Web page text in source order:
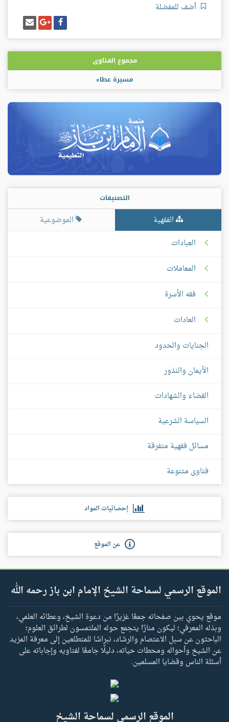
أضف للمفضلة
شارك
على
فيسبوك
شارك
على
غوغل
بلس
إرسل
إيميل
مجموع الفتاوى
مسيرة عطاء
التصنيفات
الفقهية
الموضوعية
العبادات
المعاملات
فقه الأسرة
العادات
الجنايات والحدود
الأيمان والنذور
القضاء والشهادات
السياسة الشرعية
مسائل فقهية متفرقة
فتاوى متنوعة
إحصائيات المواد
عن الموقع
الموقع الرسمي لسماحة الشيخ الإمام ابن باز رحمه الله
موقع يحوي بين صفحاته جمعًا غزيرًا من دعوة الشيخ، وعطائه العلمي،
وبذله المعرفي؛ ليكون منارًا يتجمع حوله الملتمسون لطرائق العلوم؛
الباحثون عن سبل الاعتصام والرشاد، نبراسًا للمتطلعين إلى معرفة المزيد
عن الشيخ وأحواله ومحطات حياته، دليلًا جامعًا لفتاويه وإجاباته على
أسئلة الناس وقضايا المسلمين.
الموقع الرسمي لسماحة الشيخ